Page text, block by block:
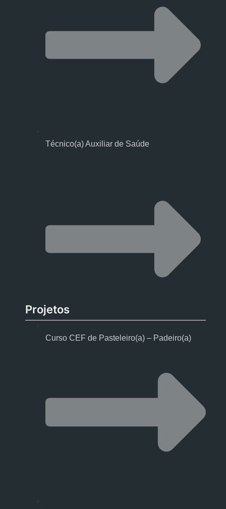
Técnico(a) Auxiliar de Saúde
Curso CEF de Pasteleiro(a) – Padeiro(a)
Projetos